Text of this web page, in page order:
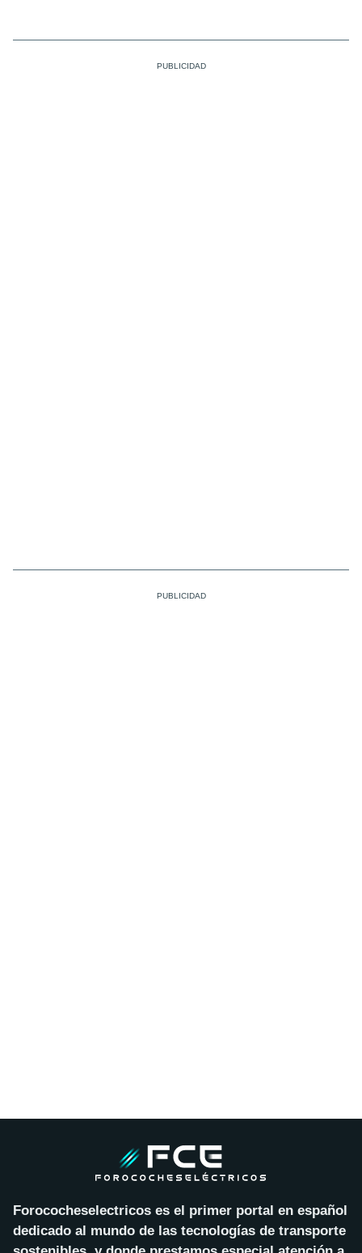
Forococheselectricos es el primer portal en español
dedicado al mundo de las tecnologías de transporte